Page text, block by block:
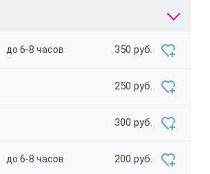
до 6-8 часов 350 руб.
250 руб.
300 руб.
до 6-8 часов 200 руб.